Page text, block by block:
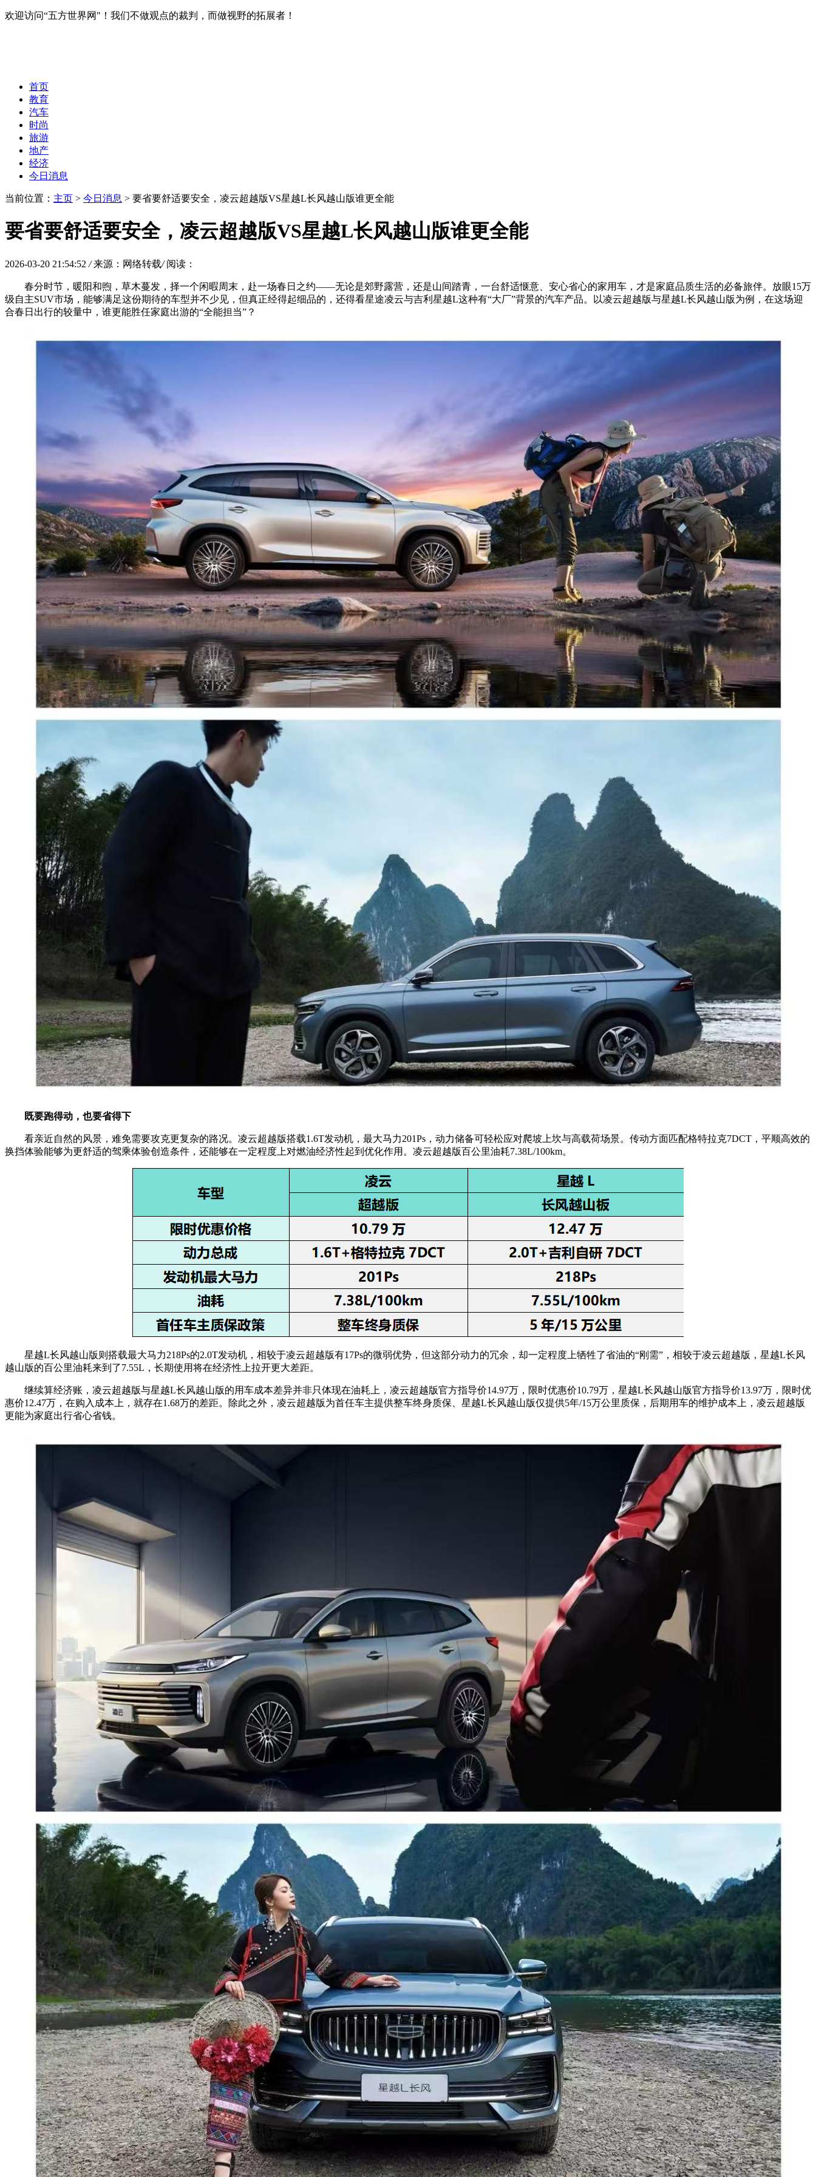
欢迎访问“五方世界网"！我们不做观点的裁判，而做视野的拓展者！
首页
教育
汽车
时尚
旅游
地产
经济
今日消息
当前位置： 主页 > 今日消息 > 要省要舒适要安全，凌云超越版VS星越L长风越山版谁更全能
要省要舒适要安全，凌云超越版VS星越L长风越山版谁更全能
2026-03-20 21:54:52 / 来源：网络转载/ 阅读：
春分时节，暖阳和煦，草木蔓发，择一个闲暇周末，赴一场春日之约——无论是郊野露营，还是山间踏青，一台舒适惬意、安心省心的家用车，才是家庭品质生活的必备旅伴。放眼15万
级自主SUV市场，能够满足这份期待的车型并不少见，但真正经得起细品的，还得看星途凌云与吉利星越L这种有“大厂”背景的汽车产品。以凌云超越版与星越L长风越山版为例，在这场迎
合春日出行的较量中，谁更能胜任家庭出游的“全能担当”？
既要跑得动，也要省得下
看亲近自然的风景，难免需要攻克更复杂的路况。凌云超越版搭载1.6T发动机，最大马力201Ps，动力储备可轻松应对爬坡上坎与高载荷场景。传动方面匹配格特拉克7DCT，平顺高效的
换挡体验能够为更舒适的驾乘体验创造条件，还能够在一定程度上对燃油经济性起到优化作用。凌云超越版百公里油耗7.38L/100km。
星越L长风越山版则搭载最大马力218Ps的2.0T发动机，相较于凌云超越版有17Ps的微弱优势，但这部分动力的冗余，却一定程度上牺牲了省油的“刚需”，相较于凌云超越版，星越L长风
越山版的百公里油耗来到了7.55L，长期使用将在经济性上拉开更大差距。
继续算经济账，凌云超越版与星越L长风越山版的用车成本差异并非只体现在油耗上，凌云超越版官方指导价14.97万，限时优惠价10.79万，星越L长风越山版官方指导价13.97万，限时优
惠价12.47万，在购入成本上，就存在1.68万的差距。除此之外，凌云超越版为首任车主提供整车终身质保、星越L长风越山版仅提供5年/15万公里质保，后期用车的维护成本上，凌云超越版
更能为家庭出行省心省钱。